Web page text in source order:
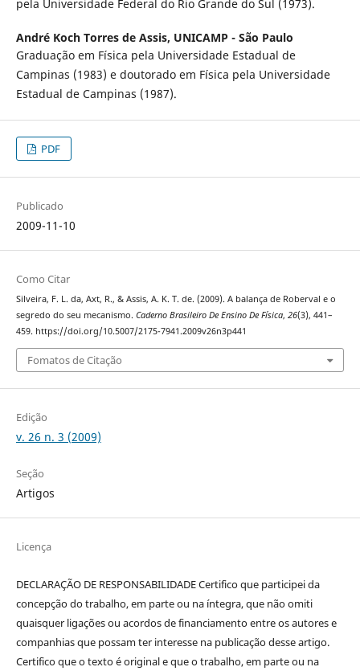
pela Universidade Federal do Rio Grande do Sul (1973).
André Koch Torres de Assis, UNICAMP - São Paulo
Graduação em Física pela Universidade Estadual de
Campinas (1983) e doutorado em Física pela Universidade
Estadual de Campinas (1987).
PDF
Publicado
2009-11-10
Como Citar
Silveira, F. L. da, Axt, R., & Assis, A. K. T. de. (2009). A balança de Roberval e o
segredo do seu mecanismo. Caderno Brasileiro De Ensino De Física, 26(3), 441–
459. https://doi.org/10.5007/2175-7941.2009v26n3p441
Fomatos de Citação
Edição
v. 26 n. 3 (2009)
Seção
Artigos
Licença
DECLARAÇÃO DE RESPONSABILIDADE Certifico que participei da
concepção do trabalho, em parte ou na íntegra, que não omiti
quaisquer ligações ou acordos de financiamento entre os autores e
companhias que possam ter interesse na publicação desse artigo.
Certifico que o texto é original e que o trabalho, em parte ou na